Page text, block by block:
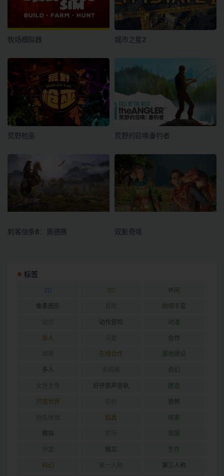
牧场模拟器 城市之星2
荒野枪巫 荒野的召唤垂钓者
刺客信条8：奥德赛 双影奇境
标签
2D 3D 休闲
像素图形 剧情丰富
动作冒险 动漫
单人 合作
在线合作 基地建设
多人 奇幻
好评原声音轨 建造
开放世界 恐怖
拟真 探索
模拟 氛围
独立 生存
科幻 第三人称